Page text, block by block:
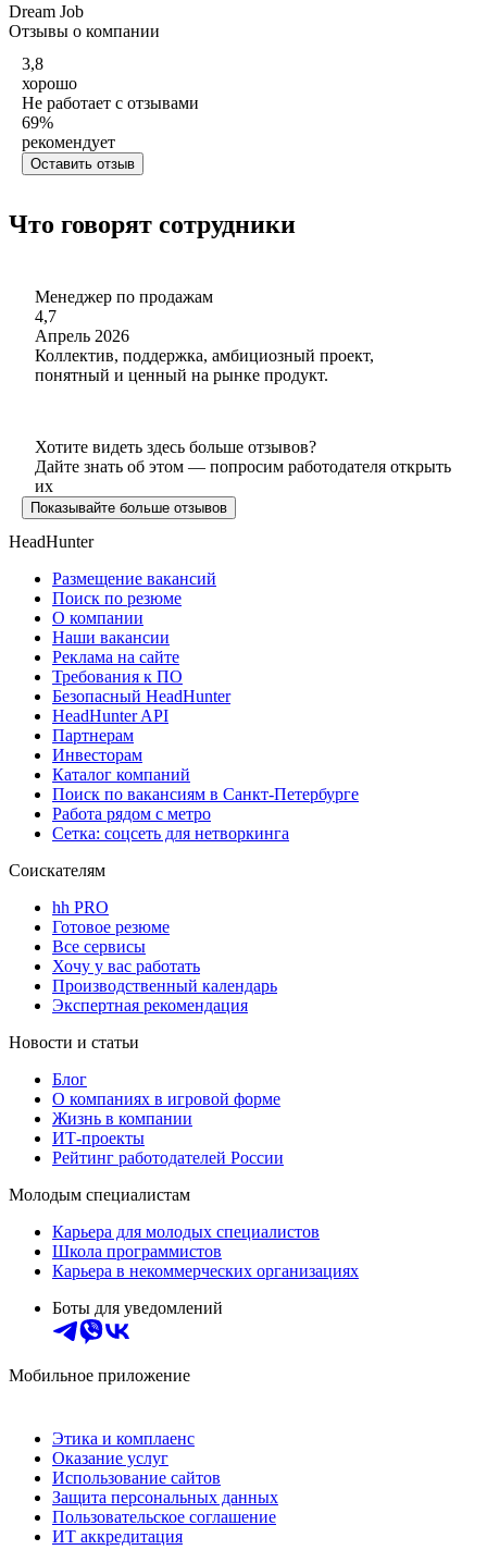
Dream Job
Отзывы о компании
3,8
хорошо
Не работает с отзывами
69%
рекомендует
Оставить отзыв
Что говорят сотрудники
Менеджер по продажам
4,7
Апрель 2026
Коллектив, поддержка, амбициозный проект,
понятный и ценный на рынке продукт.
Хотите видеть здесь больше отзывов?
Дайте знать об этом — попросим работодателя открыть
их
Показывайте больше отзывов
HeadHunter
Размещение вакансий
Поиск по резюме
О компании
Наши вакансии
Реклама на сайте
Требования к ПО
Безопасный HeadHunter
HeadHunter API
Партнерам
Инвесторам
Каталог компаний
Поиск по вакансиям в Санкт-Петербурге
Работа рядом с метро
Сетка: соцсеть для нетворкинга
Соискателям
hh PRO
Готовое резюме
Все сервисы
Хочу у вас работать
Производственный календарь
Экспертная рекомендация
Новости и статьи
Блог
О компаниях в игровой форме
Жизнь в компании
ИТ-проекты
Рейтинг работодателей России
Молодым специалистам
Карьера для молодых специалистов
Школа программистов
Карьера в некоммерческих организациях
Боты для уведомлений
Мобильное приложение
Этика и комплаенс
Оказание услуг
Использование сайтов
Защита персональных данных
Пользовательское соглашение
ИТ аккредитация